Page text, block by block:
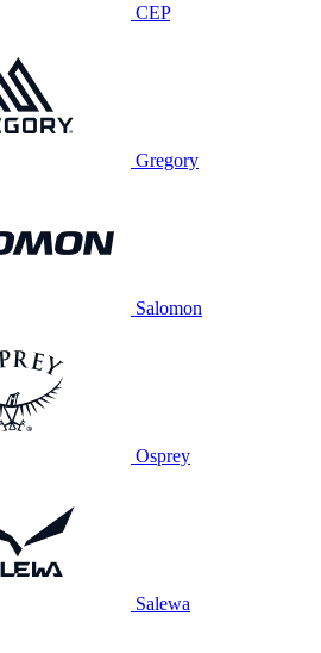
CEP
Gregory
Salomon
Osprey
Salewa